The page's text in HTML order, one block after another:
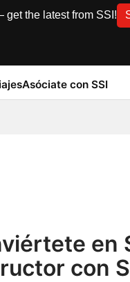
the latest from SSI!
Asóciate con SSI
en
con